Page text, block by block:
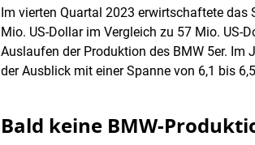
Im vierten Quartal 2023 erwirtschaftete das
Mio. US-Dollar im Vergleich zu 57 Mio.
Auslaufen der Produktion des BMW 5er.
der Ausblick mit einer Spanne von 6,1 bis
Bald keine BMW-